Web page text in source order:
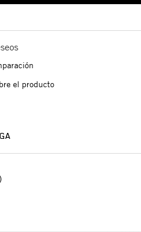
el producto